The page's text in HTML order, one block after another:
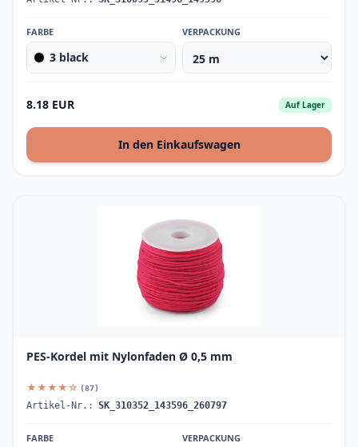
FARBE
3 black
VERPACKUNG
8.18 EUR Auf Lager
In den Einkaufswagen
PES-Kordel mit Nylonfaden Ø 0,5 mm
★★★★☆ (87)
Artikel-Nr.: SK_310352_143596_260797
FARBE VERPACKUNG